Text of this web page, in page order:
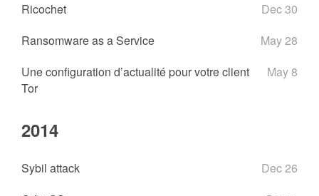
Ricochet
Dec 30
Ransomware as a Service
May 28
Une configuration d’actualité pour votre client
Tor
May 8
2014
Sybil attack
Dec 26